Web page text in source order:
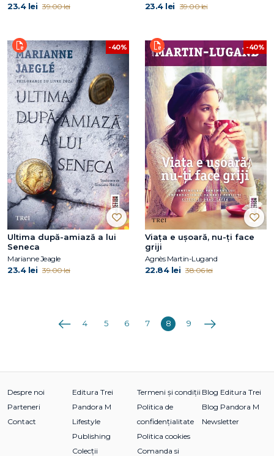
23.4 lei 39.00 lei 23.4 lei 39.00 lei
-40%
Ultima după-amiază a lui
Seneca
Marianne Jeagle
23.4 lei 39.00 lei
-40%
Viața e ușoară, nu-ți face
griji
Agnès Martin-Lugand
22.84 lei 38.06 lei
Anterioara
4 5 6 7 8 9 Următoarea
Despre noi
Parteneri
Contact
Editura Trei
Pandora M
Lifestyle
Publishing
Colecții
Termeni și condiții
Politica de
confidențialitate
Politica cookies
Comanda si
Blog Editura Trei
Blog Pandora M
Newsletter